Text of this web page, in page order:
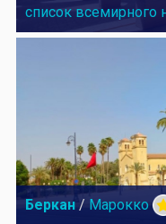
список всемирного
Беркан / Марокко